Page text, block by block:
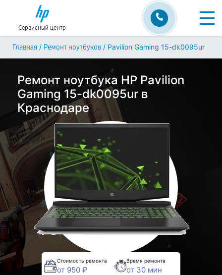
Сервисный центр
Главная / Ремонт ноутбуков / Pavilion Gaming 15-dk0095ur
Ремонт ноутбука HP Pavilion
Gaming 15-dk0095ur в
Краснодаре
Стоимость ремонта
от 950 ₽
Время ремонта
от 30 мин